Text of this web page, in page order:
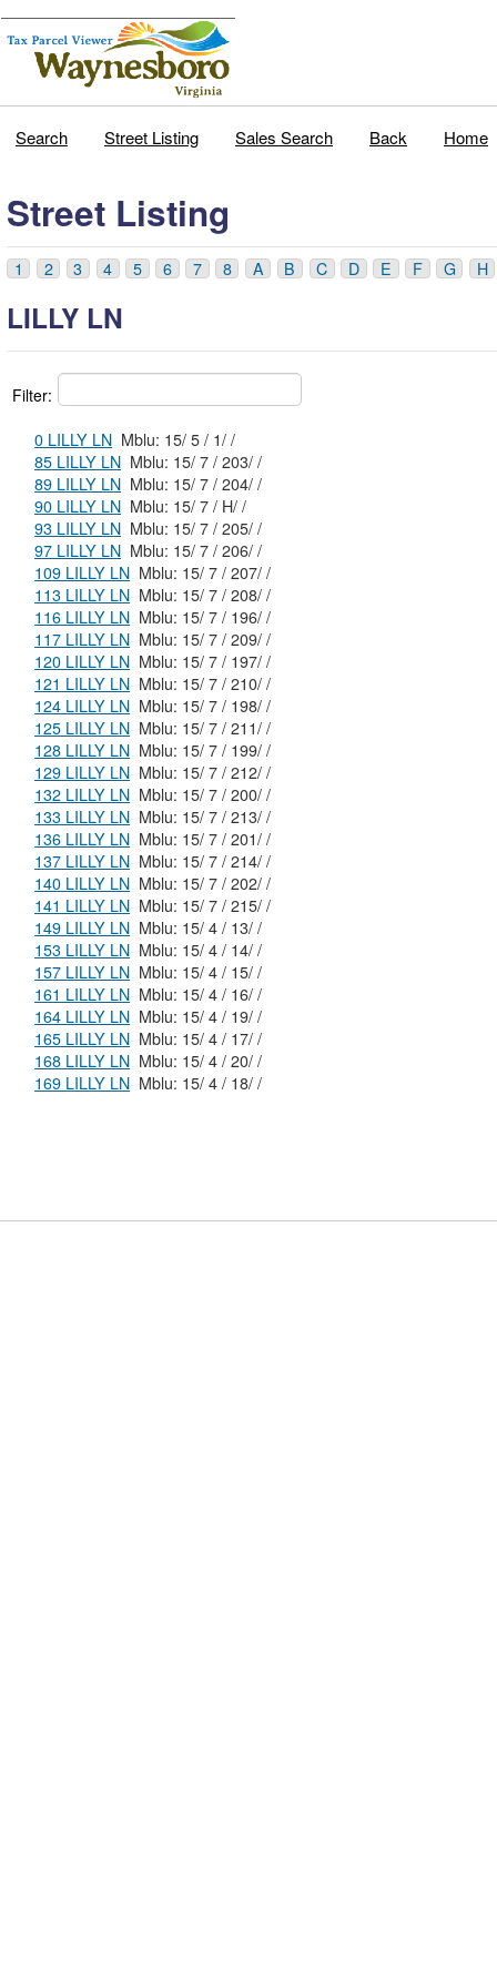
Search Street Listing Sales Search Back Home
Street Listing
1 2 3 4 5 6 7 8 A B C D E F G H
LILLY LN
Filter:
0 LILLY LN
Mblu: 15/ 5 / 1/ /
85 LILLY LN
Mblu: 15/ 7 / 203/ /
89 LILLY LN
Mblu: 15/ 7 / 204/ /
90 LILLY LN
Mblu: 15/ 7 / H/ /
93 LILLY LN
Mblu: 15/ 7 / 205/ /
97 LILLY LN
Mblu: 15/ 7 / 206/ /
109 LILLY LN
Mblu: 15/ 7 / 207/ /
113 LILLY LN
Mblu: 15/ 7 / 208/ /
116 LILLY LN
Mblu: 15/ 7 / 196/ /
117 LILLY LN
Mblu: 15/ 7 / 209/ /
120 LILLY LN
Mblu: 15/ 7 / 197/ /
121 LILLY LN
Mblu: 15/ 7 / 210/ /
124 LILLY LN
Mblu: 15/ 7 / 198/ /
125 LILLY LN
Mblu: 15/ 7 / 211/ /
128 LILLY LN
Mblu: 15/ 7 / 199/ /
129 LILLY LN
Mblu: 15/ 7 / 212/ /
132 LILLY LN
Mblu: 15/ 7 / 200/ /
133 LILLY LN
Mblu: 15/ 7 / 213/ /
136 LILLY LN
Mblu: 15/ 7 / 201/ /
137 LILLY LN
Mblu: 15/ 7 / 214/ /
140 LILLY LN
Mblu: 15/ 7 / 202/ /
141 LILLY LN
Mblu: 15/ 7 / 215/ /
149 LILLY LN
Mblu: 15/ 4 / 13/ /
153 LILLY LN
Mblu: 15/ 4 / 14/ /
157 LILLY LN
Mblu: 15/ 4 / 15/ /
161 LILLY LN
Mblu: 15/ 4 / 16/ /
164 LILLY LN
Mblu: 15/ 4 / 19/ /
165 LILLY LN
Mblu: 15/ 4 / 17/ /
168 LILLY LN
Mblu: 15/ 4 / 20/ /
169 LILLY LN
Mblu: 15/ 4 / 18/ /